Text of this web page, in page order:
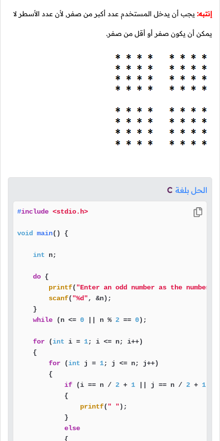
إنتبه: يجب أن يدخل المستخدم عدد أكبر من صفر, لأن عدد الأسطر لا
يمكن أن يكون صفر أو أقل من صفر.
الحل بلغة C
#include <stdio.h>
void main() {
int n;
do {
printf("Enter an odd number as the
scanf("%d", &n);
    }
while (n <= 0 || n % 2 == 0);
for (int i = 1; i <= n; i++)
    {
for (int j = 1; j <= n; j++)
        {
if (i == n / 2 + 1 || j == n / 2 + 1
            {
printf(" ");
            }
else
            {